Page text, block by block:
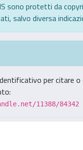
sono protetti da
salvo diversa
per citare o
11388/84342